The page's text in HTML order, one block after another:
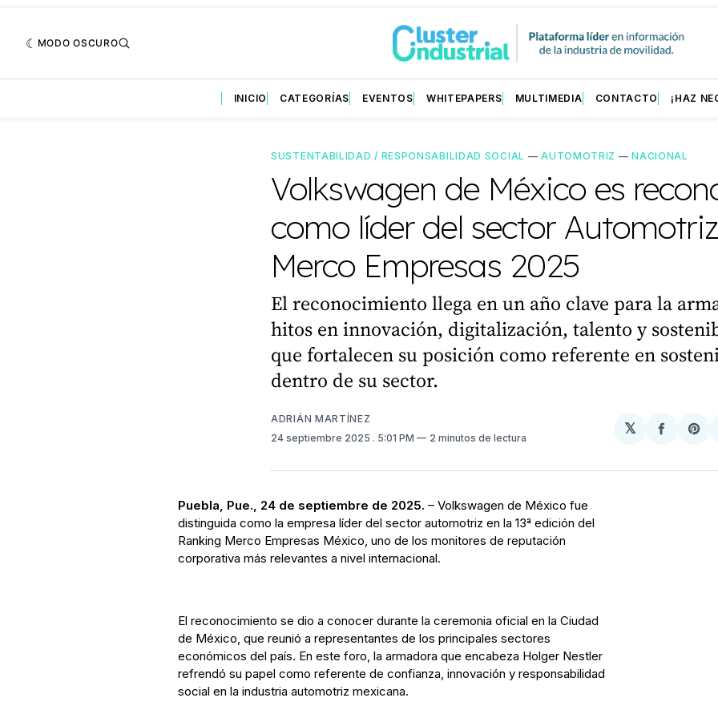
MODO OSCURO
INICIO CATEGORÍAS EVENTOS WHITEPAPERS MULTIMEDIA CONTACTO ¡HAZ
SUSTENTABILIDAD / RESPONSABILIDAD SOCIAL —AUTOMOTRIZ —NACIONAL
Volkswagen de México es
como líder del sector
Merco Empresas 2025
El reconocimiento llega en un año clave para la
hitos en innovación, digitalización, talento y
que fortalecen su posición como referente en
dentro de su sector.
ADRIÁN MARTÍNEZ
24 septiembre 2025 . 5:01 PM 2 minutos de lectura
𝕏
Puebla, Pue., 24 de septiembre de 2025. – Volkswagen de México fue
distinguida como la empresa líder del sector automotriz en la 13ª edición del
Ranking Merco Empresas México, uno de los monitores de reputación
corporativa más relevantes a nivel internacional.
El reconocimiento se dio a conocer durante la ceremonia oficial en la Ciudad
de México, que reunió a representantes de los principales sectores
económicos del país. En este foro, la armadora que encabeza Holger Nestler
refrendó su papel como referente de confianza, innovación y responsabilidad
social en la industria automotriz mexicana.